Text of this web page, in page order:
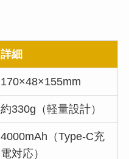
詳細
170×48×155mm
約330g（軽量設計）
4000mAh（Type-C充
電対応）